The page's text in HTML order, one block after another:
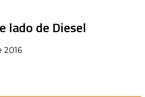
lado de Diesel
2016